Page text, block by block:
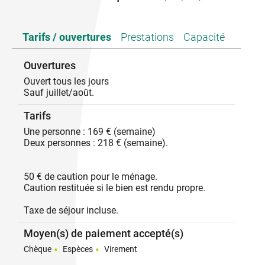
village, labellisé Village de Caractère. Comprenant
une chambre avec deux couchages de 90 cm (peut
les rassembler pour un couchage de 180 cm). Un
salon/Salle à manger , coin cuisine tout équipé,
salle de bain et toilettes séparés.
Également possibilité d'abri pour vélo dans local au
rez de chaussée. Parking voiture proximité mairie et
/ ou église ; Chauffage central au mazout. Internet ,
connexion fibre
Tarifs / ouvertures Prestations Capacité
Ouvertures
Ouvert tous les jours
Sauf juillet/août.
Tarifs
Une personne : 169 € (semaine)
Deux personnes : 218 € (semaine).
50 € de caution pour le ménage.
Caution restituée si le bien est rendu propre.
Taxe de séjour incluse.
Moyen(s) de paiement accepté(s)
Chèque Espèces Virement